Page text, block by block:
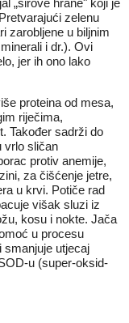
„sirove hrane" koji je
zelenu
zarobljene u biljnim
i dr.). Ovi
jer ih ono lako
proteina od mesa,
riječima,
Također sadrži do
vrlo sličan
protiv anemije,
za čišćenje jetre,
u krvi. Potiče rad
višak sluzi iz
kosu i nokte. Jača
u procesu
smanjuje utjecaj
u (super-oksid-